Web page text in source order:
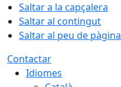
Saltar a la capçalera
Saltar al contingut
Saltar al peu de pàgina
Contactar
Idiomes